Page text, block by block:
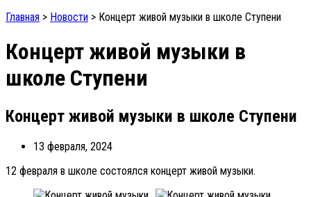
Главная > Новости > Концерт живой музыки в школе Ступени
Концерт живой музыки в
школе Ступени
Концерт живой музыки в школе Ступени
13 февраля, 2024
12 февраля в школе состоялся концерт живой музыки.